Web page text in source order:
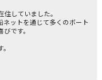
していました。
ットを通じて多くのボート
です。